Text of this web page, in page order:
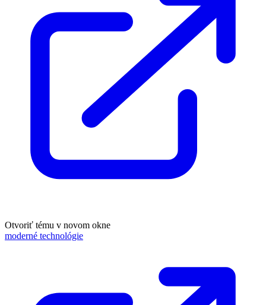
Otvoriť tému v novom okne
moderné technológie